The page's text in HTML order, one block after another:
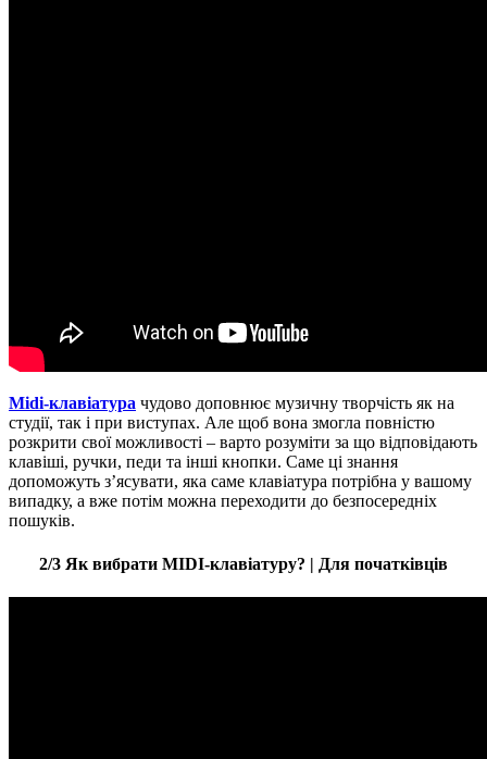
Мidi-клавіатура чудово доповнює музичну творчість як на
студії, так і при виступах. Але щоб вона змогла повністю
розкрити свої можливості – варто розуміти за що відповідають
клавіші, ручки, педи та інші кнопки. Саме ці знання
допоможуть з’ясувати, яка саме клавіатура потрібна у вашому
випадку, а вже потім можна переходити до безпосередніх
пошуків.
2/3 Як вибрати MIDI-клавіатуру? | Для початківців